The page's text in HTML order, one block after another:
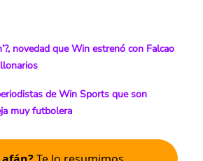
novedad que Win estrenó con Falcao
de Win Sports que son
muy futbolera